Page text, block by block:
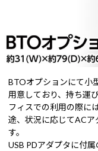
BTOオプションにて小
用意しており、持ち運
フィスでの利用の際に
途、状況に応じてACア
す。
USB PDアダプタに付